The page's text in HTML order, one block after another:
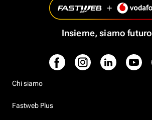
Insieme, siamo futuro
Chi siamo
Fastweb Plus